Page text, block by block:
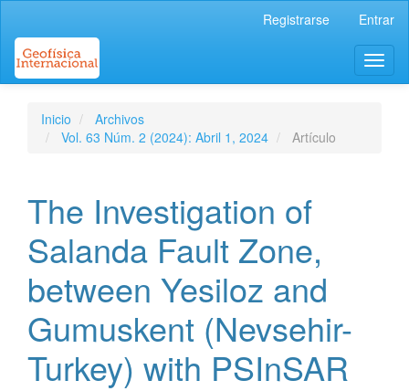
Contenido
principal
Barra
Registrarse Entrar
Inicio
Archivos
Vol. 63 Núm. 2 (2024): Abril 1, 2024
Artículo
The Investigation of
Salanda Fault Zone,
between Yesiloz and
Gumuskent (Nevsehir-
Turkey) with PSInSAR